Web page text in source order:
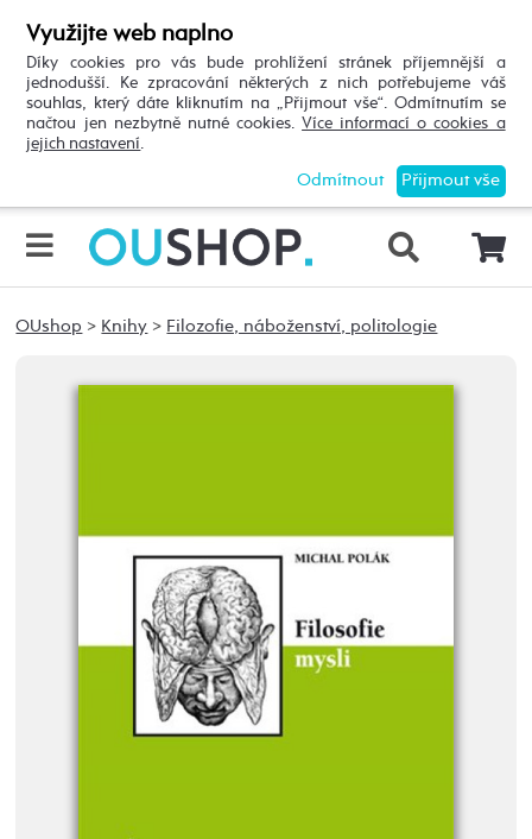
Využijte web naplno
Díky cookies pro vás bude prohlížení stránek příjemnější a
jednodušší. Ke zpracování některých z nich potřebujeme váš
souhlas, který dáte kliknutím na „Přijmout vše“. Odmítnutím se
načtou jen nezbytně nutné cookies.Více informací o cookies a
jejich nastavení
Přijmout vše
Odmítnout
OUshop > Knihy > Filozofie, náboženství, politologie